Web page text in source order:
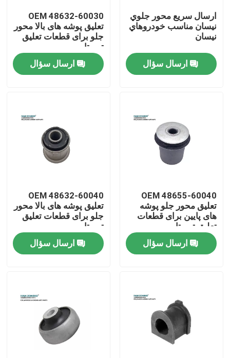
صفحه اصلی
فیلم های
نمایش واقعیت مجازی
درباره ما
تور کارخانه
کنترل کیفیت
ارسال سريع محور جلوي
نيسان مناسب خودروهاي
نيسان
ارسال سؤال
OEM 48632-60030
تعلیق پوشه های بالا محور
جلو برای قطعات تعلیق
تویوتا
ارسال سؤال
OEM 48655-60040
تعلیق محور جلو پوشه
های پایین برای قطعات
تعلیق تویوتا
ارسال سؤال
OEM 48632-60040
تعلیق پوشه های بالا محور
جلو برای قطعات تعلیق
تویوتا
ارسال سؤال